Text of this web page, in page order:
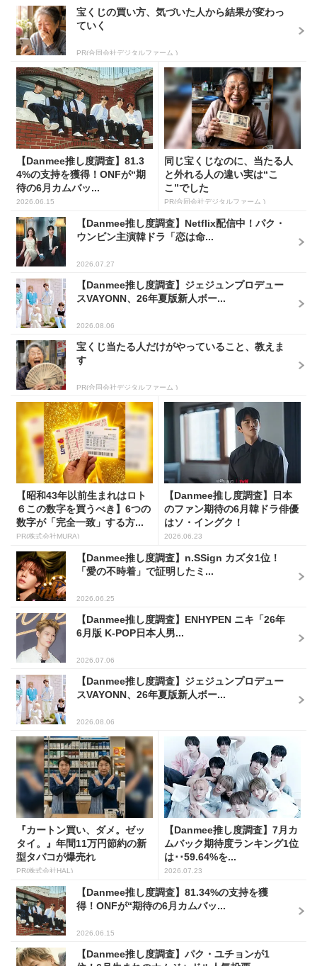
宝くじの買い方、気づいた人から結果が変わっ
ていく
PR(合同会社デジタルファーム )
【Danmee推し度調査】81.3
4%の支持を獲得！ONFが“期
待の6月カムバッ...
2026.06.15
同じ宝くじなのに、当たる人
と外れる人の違い実は“こ
こ”でした
PR(合同会社デジタルファーム )
【Danmee推し度調査】Netflix配信中！パク・
ウンビン主演韓ドラ「恋は命...
2026.07.27
【Danmee推し度調査】ジェジュンプロデュー
スVAYONN、26年夏版新人ボー...
2026.08.06
宝くじ当たる人だけがやっていること、教えま
す
PR(合同会社デジタルファーム )
【昭和43年以前生まれはロト
６この数字を買うべき】6つの
数字が「完全一致」する方...
PR(株式会社MURA)
【Danmee推し度調査】日本
のファン期待の6月韓ドラ俳優
はソ・イングク！
2026.06.23
【Danmee推し度調査】n.SSign カズタ1位！
「愛の不時着」で証明したミ...
2026.06.25
【Danmee推し度調査】ENHYPEN ニキ「26年
6月版 K-POP日本人男...
2026.07.06
【Danmee推し度調査】ジェジュンプロデュー
スVAYONN、26年夏版新人ボー...
2026.08.06
『カートン買い、ダメ。ゼッ
タイ。』年間11万円節約の新
型タバコが爆売れ
PR(株式会社HAL)
【Danmee推し度調査】7月カ
ムバック期待度ランキング1位
は･･59.64%を...
2026.07.23
【Danmee推し度調査】81.34%の支持を獲
得！ONFが“期待の6月カムバッ...
2026.06.15
【Danmee推し度調査】パク・ユチョンが1